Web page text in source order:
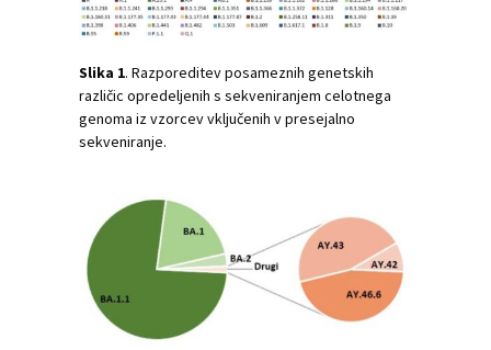
Slika 1. Razporeditev posameznih genetskih
različic opredeljenih s sekveniranjem celotnega
genoma iz vzorcev vključenih v presejalno
sekveniranje.